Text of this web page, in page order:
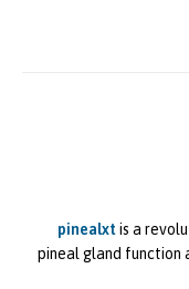
pinealxtis a
pineal gland function